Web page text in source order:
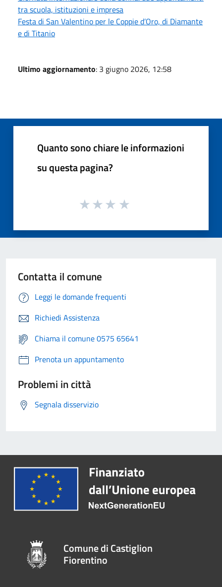
tra scuola, istituzioni e impresa
Festa di San Valentino per le Coppie d’Oro, di Diamante
e di Titanio
Ultimo aggiornamento: 3 giugno 2026, 12:58
Quanto sono chiare le informazioni
su questa pagina?
Contatta il comune
Leggi le domande frequenti
Richiedi Assistenza
Chiama il comune 0575 65641
Prenota un appuntamento
Problemi in città
Segnala disservizio
Comune di Castiglion
Fiorentino